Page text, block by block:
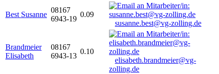
Best Susanne
08167
6943-19
0.09
susanne.best@vg-zolling.de
Brandmeier
Elisabeth
08167
6943-13
0.10
elisabeth.brandmeier@vg-
zolling.de